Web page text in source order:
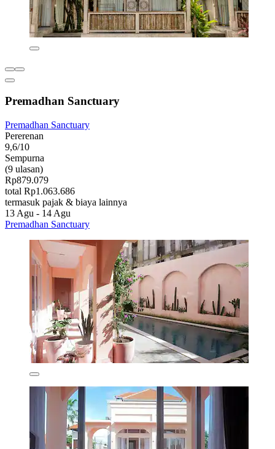
Premadhan Sanctuary
Premadhan Sanctuary
Pererenan
9,6/10
Sempurna
(9 ulasan)
Rp879.079
total Rp1.063.686
termasuk pajak & biaya lainnya
13 Agu - 14 Agu
Premadhan Sanctuary